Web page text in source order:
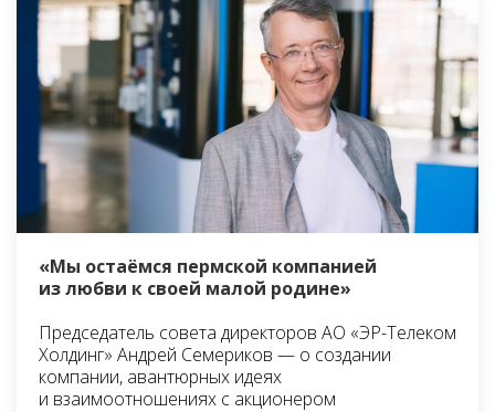
«Мы остаёмся пермской компанией
из любви к своей малой родине»
Председатель совета директоров АО «ЭР-Телеком
Холдинг» Андрей Семериков — о создании
компании, авантюрных идеях
и взаимоотношениях с акционером